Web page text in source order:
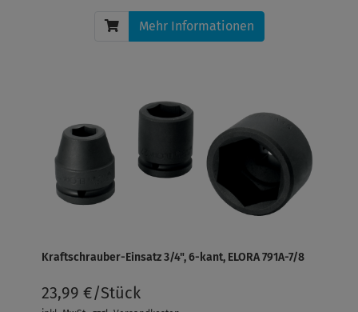
Mehr Informationen
Kraftschrauber-Einsatz 3/4", 6-kant, ELORA 791A-7/8
23,99 €/Stück